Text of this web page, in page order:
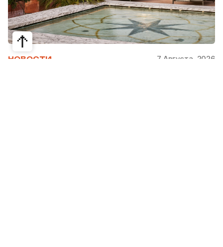
НОВОСТИ 7 Августа, 2026